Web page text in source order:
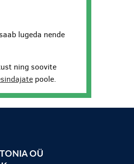
lugeda nende
ning soovite
poole.
OÜ